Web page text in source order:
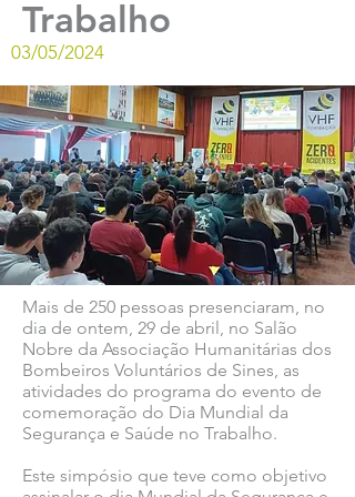
Trabalho
03/05/2024
Mais de 250 pessoas presenciaram, no
dia de ontem, 29 de abril, no Salão
Nobre da Associação Humanitárias dos
Bombeiros Voluntários de Sines, as
atividades do programa do evento de
comemoração do Dia Mundial da
Segurança e Saúde no Trabalho.
Este simpósio que teve como objetivo